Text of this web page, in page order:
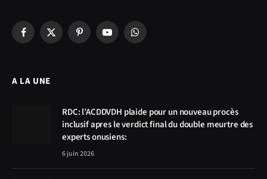
Facebook
X
PinterestYouTubeWhatsApp
A LA UNE
RDC: l’ACDDVDH plaide pour un nouveau procès
inclusif apres le verdict final du double meurtre des
experts onusiens:
6 juin 2026